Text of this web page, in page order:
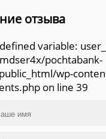
отзыва
variable:
pochtabank-
wp-
on line 39